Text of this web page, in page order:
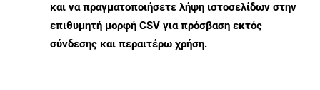
και να πραγματοποιήσετε λήψη ιστοσελίδων στην
επιθυμητή μορφή CSV για πρόσβαση εκτός
σύνδεσης και περαιτέρω χρήση.